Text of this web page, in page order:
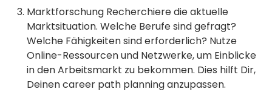
Marktforschung Recherchiere die aktuelle
Marktsituation. Welche Berufe sind gefragt?
Welche Fähigkeiten sind erforderlich? Nutze
Online-Ressourcen und Netzwerke, um Einblicke
in den Arbeitsmarkt zu bekommen. Dies hilft Dir,
Deinen career path planning anzupassen.